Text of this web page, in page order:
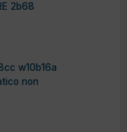
2b68
w10b16a
non